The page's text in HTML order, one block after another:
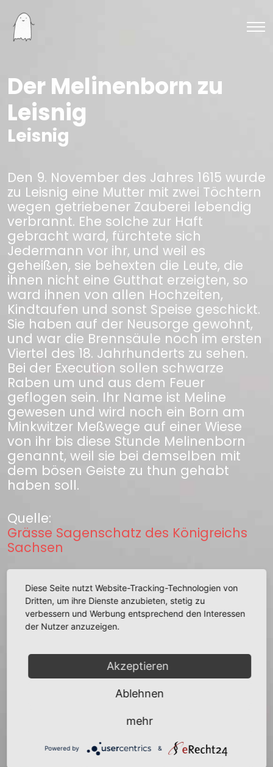
Der Melinenborn zu
Leisnig
Leisnig
Den 9. November des Jahres 1615 wurde
zu Leisnig eine Mutter mit zwei Töchtern
wegen getriebener Zauberei lebendig
verbrannt. Ehe solche zur Haft
gebracht ward, fürchtete sich
Jedermann vor ihr, und weil es
geheißen, sie behexten die Leute, die
ihnen nicht eine Gutthat erzeigten, so
ward ihnen von allen Hochzeiten,
Kindtaufen und sonst Speise geschickt.
Sie haben auf der Neusorge gewohnt,
und war die Brennsäule noch im ersten
Viertel des 18. Jahrhunderts zu sehen.
Bei der Execution sollen schwarze
Raben um und aus dem Feuer
geflogen sein. Ihr Name ist Meline
gewesen und wird noch ein Born am
Minkwitzer Meßwege auf einer Wiese
von ihr bis diese Stunde Melinenborn
genannt, weil sie bei demselben mit
dem bösen Geiste zu thun gehabt
haben soll.
Quelle:
Grässe Sagenschatz des Königreichs
Sachsen
zurück
−
Diese Seite nutzt Website-Tracking-Technologien von
Dritten, um ihre Dienste anzubieten, stetig zu
verbessern und Werbung entsprechend den Interessen
der Nutzer anzuzeigen.
Akzeptieren
Ablehnen
mehr
Powered by &